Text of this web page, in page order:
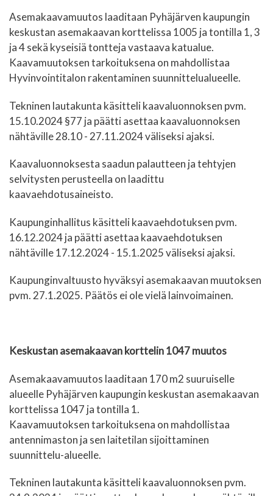
Asemakaavamuutos laaditaan Pyhäjärven kaupungin
keskustan asemakaavan korttelissa 1005 ja tontilla 1, 3
ja 4 sekä kyseisiä tontteja vastaava katualue.
Kaavamuutoksen tarkoituksena on mahdollistaa
Hyvinvointitalon rakentaminen suunnittelualueelle.
Tekninen lautakunta käsitteli kaavaluonnoksen pvm.
15.10.2024 §77 ja päätti asettaa kaavaluonnoksen
nähtäville 28.10 - 27.11.2024 väliseksi ajaksi.
Kaavaluonnoksesta saadun palautteen ja tehtyjen
selvitysten perusteella on laadittu
kaavaehdotusaineisto.
Kaupunginhallitus käsitteli kaavaehdotuksen pvm.
16.12.2024 ja päätti asettaa kaavaehdotuksen
nähtäville 17.12.2024 - 15.1.2025 väliseksi ajaksi.
Kaupunginvaltuusto hyväksyi asemakaavan muutoksen
pvm. 27.1.2025. Päätös ei ole vielä lainvoimainen.
Keskustan asemakaavan korttelin 1047 muutos
Asemakaavamuutos laaditaan 170 m2 suuruiselle
alueelle Pyhäjärven kaupungin keskustan asemakaavan
korttelissa 1047 ja tontilla 1.
Kaavamuutoksen tarkoituksena on mahdollistaa
antennimaston ja sen laitetilan sijoittaminen
suunnittelu-alueelle.
Tekninen lautakunta käsitteli kaavaluonnoksen pvm.